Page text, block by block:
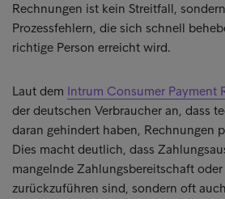
Rechnungen ist kein Streitfall,
Prozessfehlern, die sich schnell
richtige Person erreicht wird.
Laut dem Intrum Consumer Payment
der deutschen Verbraucher an, dass
daran gehindert haben, Rechnungen
Dies macht deutlich, dass
mangelnde Zahlungsbereitschaft
zurückzuführen sind, sondern oft